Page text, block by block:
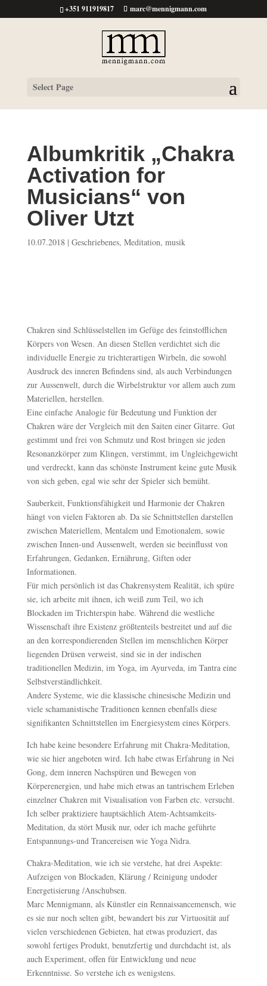
+351 911919817 marc@mennigmann.com
Select Page
Albumkritik „Chakra
Activation for
Musicians“ von
Oliver Utzt
10.07.2018| Geschriebenes, Meditation, musik
Chakren sind Schlüsselstellen im Gefüge des feinstofflichen
Körpers von Wesen. An diesen Stellen verdichtet sich die
individuelle Energie zu trichterartigen Wirbeln, die sowohl
Ausdruck des inneren Befindens sind, als auch Verbindungen
zur Aussenwelt, durch die Wirbelstruktur vor allem auch zum
Materiellen, herstellen.
Eine einfache Analogie für Bedeutung und Funktion der
Chakren wäre der Vergleich mit den Saiten einer Gitarre. Gut
gestimmt und frei von Schmutz und Rost bringen sie jeden
Resonanzkörper zum Klingen, verstimmt, im Ungleichgewicht
und verdreckt, kann das schönste Instrument keine gute Musik
von sich geben, egal wie sehr der Spieler sich bemüht.
Sauberkeit, Funktionsfähigkeit und Harmonie der Chakren
hängt von vielen Faktoren ab. Da sie Schnittstellen darstellen
zwischen Materiellem, Mentalem und Emotionalem, sowie
zwischen Innen-und Aussenwelt, werden sie beeinflusst von
Erfahrungen, Gedanken, Ernährung, Giften oder
Informationen.
Für mich persönlich ist das Chakrensystem Realität, ich spüre
sie, ich arbeite mit ihnen, ich weiß zum Teil, wo ich
Blockaden im Trichterspin habe. Während die westliche
Wissenschaft ihre Existenz größtenteils bestreitet und auf die
an den korrespondierenden Stellen im menschlichen Körper
liegenden Drüsen verweist, sind sie in der indischen
traditionellen Medizin, im Yoga, im Ayurveda, im Tantra eine
Selbstverständlichkeit.
Andere Systeme, wie die klassische chinesische Medizin und
viele schamanistische Traditionen kennen ebenfalls diese
signifikanten Schnittstellen im Energiesystem eines Körpers.
Ich habe keine besondere Erfahrung mit Chakra-Meditation,
wie sie hier angeboten wird. Ich habe etwas Erfahrung in Nei
Gong, dem inneren Nachspüren und Bewegen von
Körperenergien, und habe mich etwas an tantrischem Erleben
einzelner Chakren mit Visualisation von Farben etc. versucht.
Ich selber praktiziere hauptsächlich Atem-Achtsamkeits-
Meditation, da stört Musik nur, oder ich mache geführte
Entspannungs-und Trancereisen wie Yoga Nidra.
Chakra-Meditation, wie ich sie verstehe, hat drei Aspekte:
Aufzeigen von Blockaden, Klärung / Reinigung undoder
Energetisierung /Anschubsen.
Marc Mennigmann, als Künstler ein Rennaissancemensch, wie
es sie nur noch selten gibt, bewandert bis zur Virtuosität auf
vielen verschiedenen Gebieten, hat etwas produziert, das
sowohl fertiges Produkt, benutzfertig und durchdacht ist, als
auch Experiment, offen für Entwicklung und neue
Erkenntnisse. So verstehe ich es wenigstens.